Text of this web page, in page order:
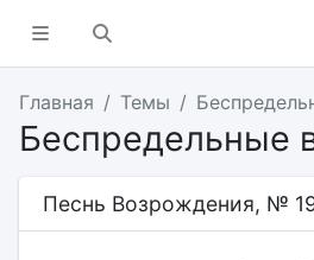
Главная Темы
Беспредельные
Песнь Возрождения, №